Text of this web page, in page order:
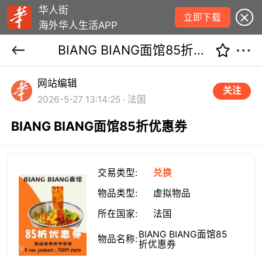
华人街
海外华人生活APP
立即下载
BIANG BIANG面馆85折优惠券
网站编辑
2026-5-27 13:14:25 · 法国
关注
BIANG BIANG面馆85折优惠券
交易类型:
兑换
物品类型:
虚拟物品
所在国家:
法国
物品名称: BIANG BIANG面馆85
折优惠券